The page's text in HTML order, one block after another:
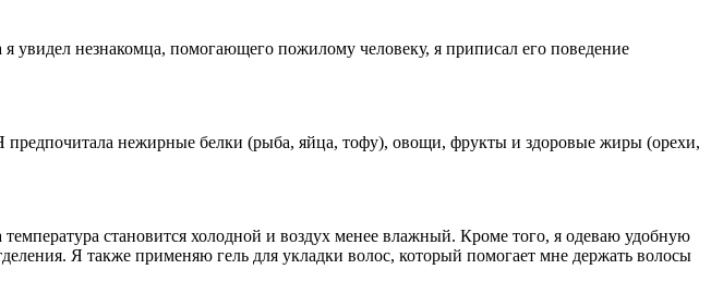
увидел незнакомца, помогающего пожилому человеку, я приписал его поведение
нежирные белки (рыба, яйца, тофу), овощи, фрукты и здоровые жиры (орехи,
температура становится холодной и воздух менее влажный. Кроме того, я одеваю удобную
Я также применяю гель для укладки волос, который помогает мне держать волосы